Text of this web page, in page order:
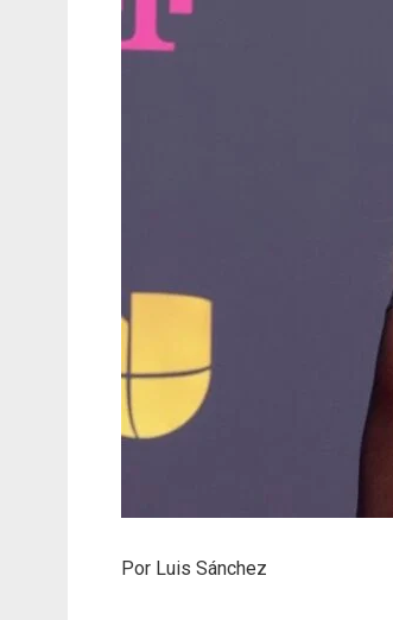
Por Luis Sánchez